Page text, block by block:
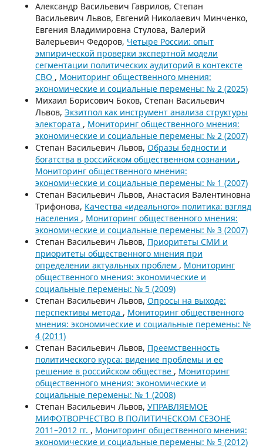
Александр Васильевич Гаврилов, Степан
Васильевич Львов, Евгений Николаевич Минченко,
Евгения Владимировна Стулова, Валерий
Валерьевич Федоров, Четыре России: опыт
эмпирической проверки экспертной модели
сегментации политических аудиторий в контексте
СВО , Мониторинг общественного мнения:
экономические и социальные перемены: № 2 (2025)
Михаил Борисович Боков, Степан Васильевич
Львов, Экзитпол как инструмент анализа структуры
электората , Мониторинг общественного мнения:
экономические и социальные перемены: № 2 (2007)
Степан Васильевич Львов, Образы бедности и
богатства в российском общественном сознании ,
Мониторинг общественного мнения:
экономические и социальные перемены: № 1 (2007)
Степан Васильевич Львов, Анастасия Валентиновна
Трифонова, Качества «идеального» политика: взгляд
населения , Мониторинг общественного мнения:
экономические и социальные перемены: № 3 (2007)
Степан Васильевич Львов, Приоритеты СМИ и
приоритеты общественного мнения при
определении актуальных проблем , Мониторинг
общественного мнения: экономические и
социальные перемены: № 5 (2009)
Степан Васильевич Львов, Опросы на выходе:
перспективы метода , Мониторинг общественного
мнения: экономические и социальные перемены: №
4 (2011)
Степан Васильевич Львов, Преемственность
политического курса: видение проблемы и ее
решение в российском обществе , Мониторинг
общественного мнения: экономические и
социальные перемены: № 1 (2008)
Степан Васильевич Львов, УПРАВЛЯЕМОЕ
МИФОТВОРЧЕСТВО В ПОЛИТИЧЕСКОМ СЕЗОНЕ
2011–2012 гг. , Мониторинг общественного мнения:
экономические и социальные перемены: № 5 (2012)